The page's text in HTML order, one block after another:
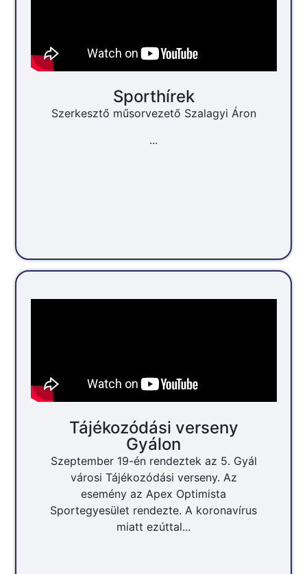
Sporthírek
Szerkesztő műsorvezető Szalagyi Áron
...
Tájékozódási verseny
Gyálon
Szeptember 19-én rendeztek az 5. Gyál
városi Tájékozódási verseny. Az
esemény az Apex Optimista
Sportegyesület rendezte. A koronavírus
miatt ezúttal...